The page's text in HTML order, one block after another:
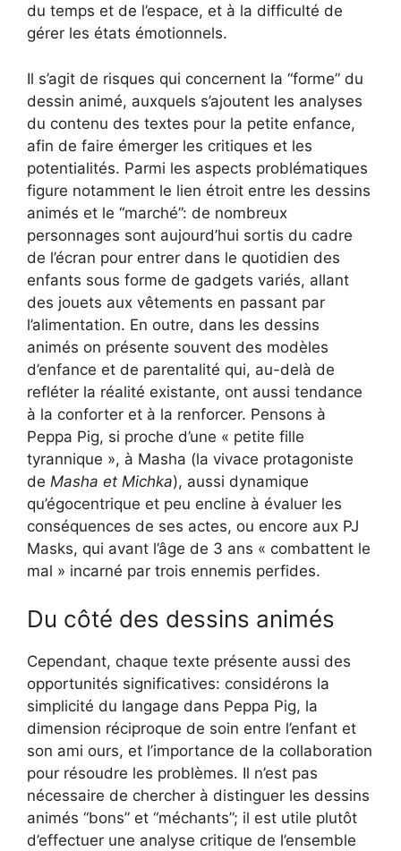
du temps et de l’espace, et à la difficulté de
gérer les états émotionnels.
Il s’agit de risques qui concernent la “forme” du
dessin animé, auxquels s’ajoutent les analyses
du contenu des textes pour la petite enfance,
afin de faire émerger les critiques et les
potentialités. Parmi les aspects problématiques
figure notamment le lien étroit entre les dessins
animés et le “marché”: de nombreux
personnages sont aujourd’hui sortis du cadre
de l’écran pour entrer dans le quotidien des
enfants sous forme de gadgets variés, allant
des jouets aux vêtements en passant par
l’alimentation. En outre, dans les dessins
animés on présente souvent des modèles
d’enfance et de parentalité qui, au-delà de
refléter la réalité existante, ont aussi tendance
à la conforter et à la renforcer. Pensons à
Peppa Pig, si proche d’une « petite fille
tyrannique », à Masha (la vivace protagoniste
de Masha et Michka), aussi dynamique
qu’égocentrique et peu encline à évaluer les
conséquences de ses actes, ou encore aux PJ
Masks, qui avant l’âge de 3 ans « combattent le
mal » incarné par trois ennemis perfides.
Du côté des dessins animés
Cependant, chaque texte présente aussi des
opportunités significatives: considérons la
simplicité du langage dans Peppa Pig, la
dimension réciproque de soin entre l’enfant et
son ami ours, et l’importance de la collaboration
pour résoudre les problèmes. Il n’est pas
nécessaire de chercher à distinguer les dessins
animés “bons” et “méchants”; il est utile plutôt
d’effectuer une analyse critique de l’ensemble